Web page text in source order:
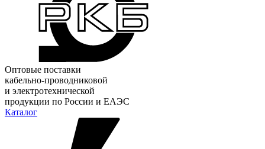
Оптовые поставки
кабельно-проводниковой
и электротехнической
продукции по России и ЕАЭС
Каталог